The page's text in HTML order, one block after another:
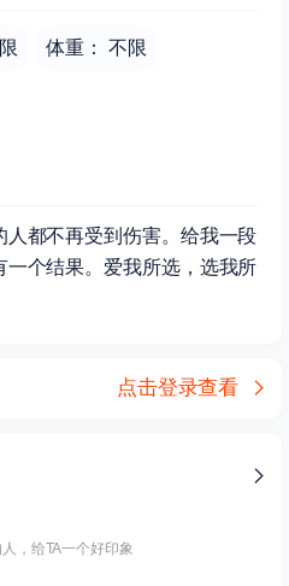
体重： 不限
都不再受到伤害。给我一段
个结果。爱我所选，选我所
点击登录查看
，给TA一个好印象